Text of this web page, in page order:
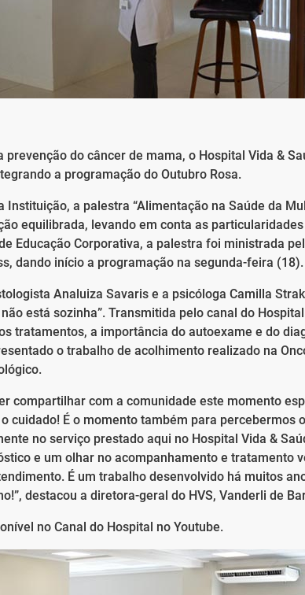
prevenção do câncer de mama, o Hospital Vida &
a programação do Outubro Rosa.
Instituição, a palestra “Alimentação na Saúde da
equilibrada, levando em conta as
Educação Corporativa, a palestra foi ministrada
dando início a programação na segunda-feira (18).
Analuiza Savaris e a psicóloga Camilla
está sozinha”. Transmitida pelo canal do
tratamentos, a importância do autoexame e do
o trabalho de acolhimento realizado na
compartilhar com a comunidade este momento
cuidado! É o momento também para percebermos
no serviço prestado aqui no Hospital Vida &
e um olhar no acompanhamento e tratamento
É um trabalho desenvolvido há muitos
destacou a diretora-geral do HVS, Vanderli de
no Canal do Hospital no Youtube.